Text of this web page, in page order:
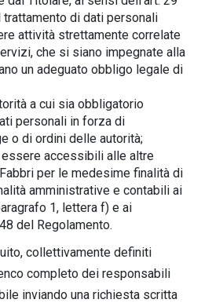
trattamento di dati personali
attività strettamente correlate
che si siano impegnate alla
un adeguato obbligo legale di
a cui sia obbligatorio
personali in forza di
o di ordini delle autorità;
essere accessibili alle altre
per le medesime finalità di
amministrative e contabili ai
1, lettera f) e ai
del Regolamento.
collettivamente definiti
completo dei responsabili
inviando una richiesta scritta